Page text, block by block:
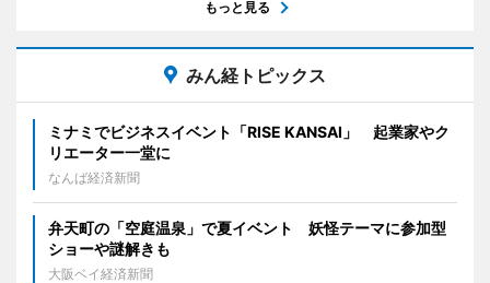
もっと見る
みん経トピックス
ミナミでビジネスイベント「RISE KANSAI」 起業家やク
リエーター一堂に
なんば経済新聞
弁天町の「空庭温泉」で夏イベント 妖怪テーマに参加型
ショーや謎解きも
大阪ベイ経済新聞